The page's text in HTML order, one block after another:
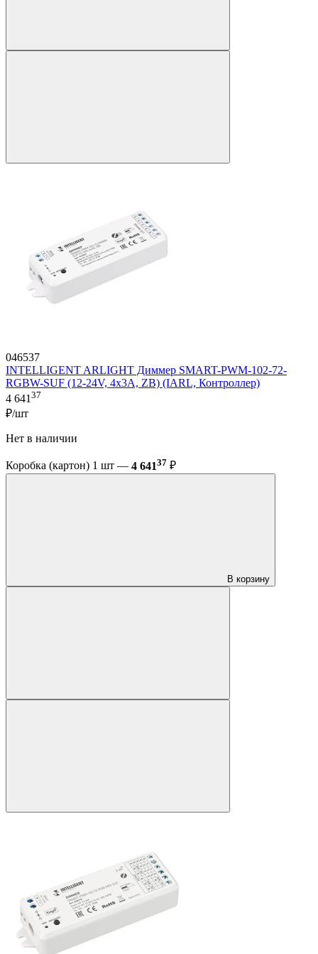
046537
INTELLIGENT ARLIGHT Диммер SMART-PWM-102-72-
RGBW-SUF (12-24V, 4x3A, ZB) (IARL, Контроллер)
4 64137
₽/шт
Нет в наличии
Коробка (картон) 1 шт — 4 64137 ₽
В корзину